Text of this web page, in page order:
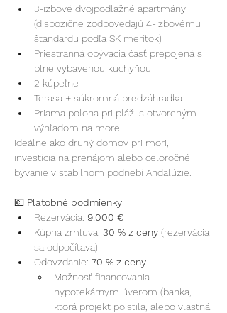
3-izbové dvojpodlažné apartmány
(dispozične zodpovedajú 4-izbovému
štandardu podľa SK merítok)
Priestranná obývacia časť prepojená s
plne vybavenou kuchyňou
2 kúpeľne
Terasa + súkromná predzáhradka
Priama poloha pri pláži s otvoreným
výhľadom na more
Ideálne ako druhý domov pri mori,
investícia na prenájom alebo celoročné
bývanie v stabilnom podnebí Andalúzie.
💶 Platobné podmienky
Rezervácia: 9.000 €
Kúpna zmluva: 30 % z ceny (rezervácia
sa odpočítava)
Odovzdanie: 70 % z ceny
Možnosť financovania
hypotekárnym úverom (banka,
ktorá projekt poistila, alebo vlastná